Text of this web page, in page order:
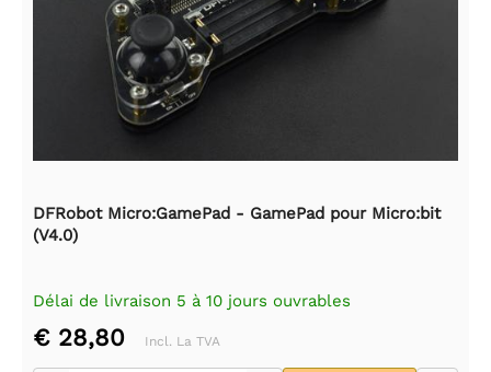
DFRobot Micro:GamePad - GamePad pour Micro:bit
(V4.0)
Délai de livraison 5 à 10 jours ouvrables
€ 28,80 Incl. La TVA